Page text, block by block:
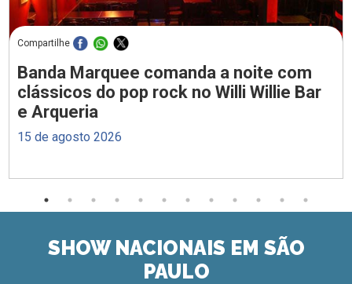
Compartilhe
Banda Marquee comanda a noite com
clássicos do pop rock no Willi Willie Bar
e Arqueria
15 de agosto 2026
SHOW NACIONAIS EM SÃO
PAULO